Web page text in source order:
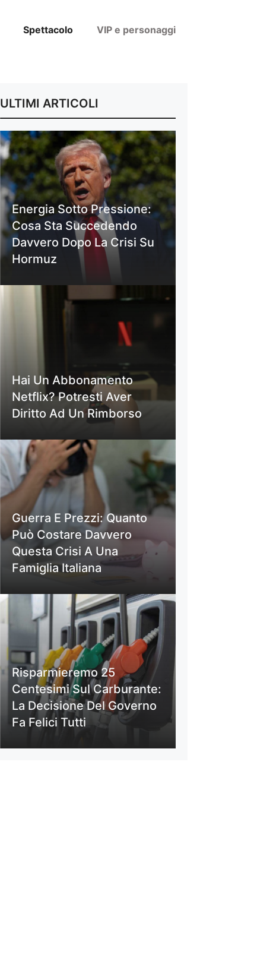
Spettacolo VIP e personaggi
ULTIMI ARTICOLI
Energia Sotto Pressione:
Cosa Sta Succedendo
Davvero Dopo La Crisi Su
Hormuz
Hai Un Abbonamento
Netflix? Potresti Aver
Diritto Ad Un Rimborso
Guerra E Prezzi: Quanto
Può Costare Davvero
Questa Crisi A Una
Famiglia Italiana
Risparmieremo 25
Centesimi Sul Carburante:
La Decisione Del Governo
Fa Felici Tutti